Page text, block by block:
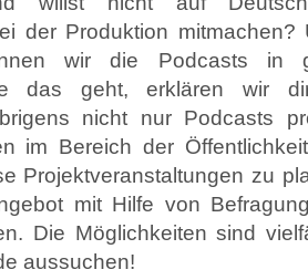
der Produktion
wir die Podcasts in
das geht, erklären wir
nicht nur Podcasts
im Bereich der
Projektveranstaltungen zu
mit Hilfe von
Die Möglichkeiten sind
aussuchen!